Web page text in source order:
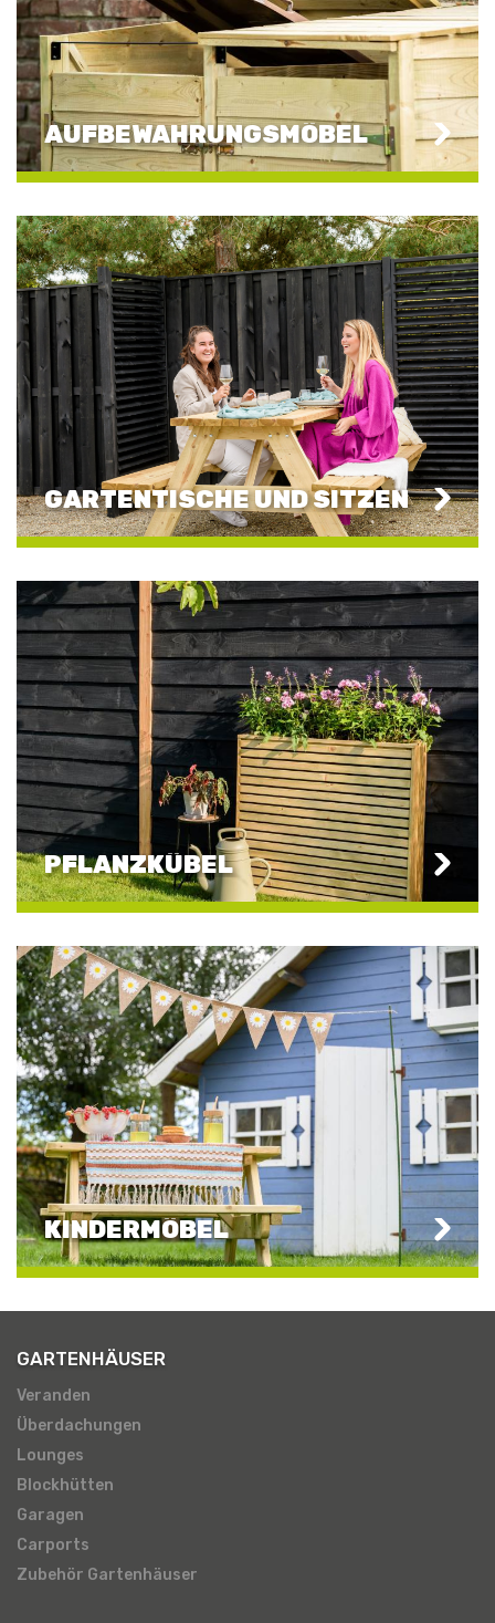
AUFBEWAHRUNGSMÖBEL
GARTENTISCHE UND SITZEN
PFLANZKÜBEL
KINDERMÖBEL
GARTENHÄUSER
Veranden
Überdachungen
Lounges
Blockhütten
Garagen
Carports
Zubehör Gartenhäuser